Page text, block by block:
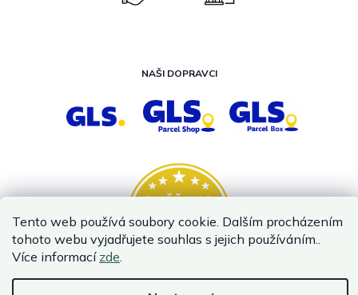
Tento web používá soubory cookie. Dalším procházením
tohoto webu vyjadřujete souhlas s jejich používáním..
Více informací zde.
NAŠI DOPRAVCI